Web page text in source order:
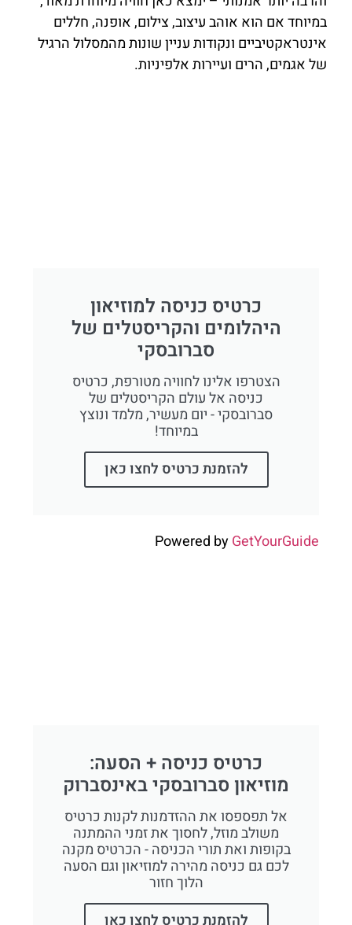
במיוחד אם הוא אוהב עיצוב, צילום, אופנה, חללים
אינטראקטיביים ונקודות עניין שונות מהמסלול הרגיל
של אגמים, הרים ועיירות אלפיניות.
כרטיס כניסה למוזיאון
היהלומים והקריסטלים של
סברובסקי
הצטרפו אלינו לחוויה מטורפת, כרטיס
כניסה אל עולם הקריסטלים של
סברובסקי - יום מעשיר, מלמד ונוצץ
במיוחד!
להזמנת כרטיס לחצו כאן
Powered byGetYourGuide
כרטיס כניסה + הסעה:
מוזיאון סברובסקי באינסברוק
אל תפספסו את ההזדמנות לקנות כרטיס
משולב מוזל, לחסוך את זמני ההמתנה
בקופות ואת תורי הכניסה - הכרטיס מקנה
לכם גם כניסה מהירה למוזיאון וגם הסעה
הלוך חזור
להזמנת כרטיס לחצו כאן